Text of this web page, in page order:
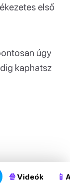
első
úgy
kaphatsz
🍿 Videók 📱